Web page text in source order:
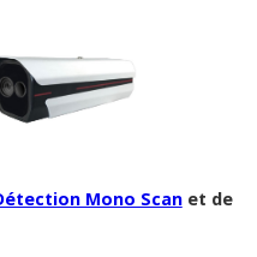
Mono Scanet de